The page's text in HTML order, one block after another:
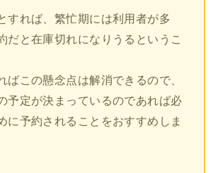
すれば、繁忙期には利用者が多
だと在庫切れになりうるというこ
ばこの懸念点は解消できるので、
予定が決まっているのであれば必
に予約されることをおすすめしま